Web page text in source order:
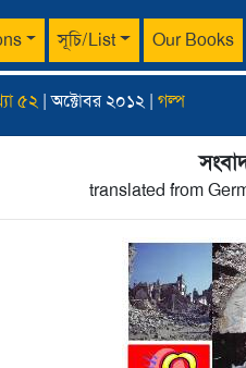
সূচি/List Our Books
৫২ | অক্টোবর ২০১২ | গল্প
translated from